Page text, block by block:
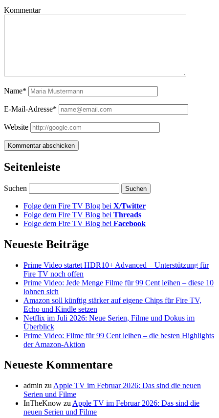
Kommentar
Name*
E-Mail-Adresse*
Website
Seitenleiste
Suchen
Folge dem Fire TV Blog bei X/Twitter
Folge dem Fire TV Blog bei Threads
Folge dem Fire TV Blog bei Facebook
Neueste Beiträge
Prime Video startet HDR10+ Advanced – Unterstützung für
Fire TV noch offen
Prime Video: Jede Menge Filme für 99 Cent leihen – diese 10
lohnen sich
Amazon soll künftig stärker auf eigene Chips für Fire TV,
Echo und Kindle setzen
Netflix im Juli 2026: Neue Serien, Filme und Dokus im
Überblick
Prime Video: Filme für 99 Cent leihen – die besten Highlights
der Amazon-Aktion
Neueste Kommentare
admin zu Apple TV im Februar 2026: Das sind die neuen
Serien und Filme
InTheKnow zu Apple TV im Februar 2026: Das sind die
neuen Serien und Filme